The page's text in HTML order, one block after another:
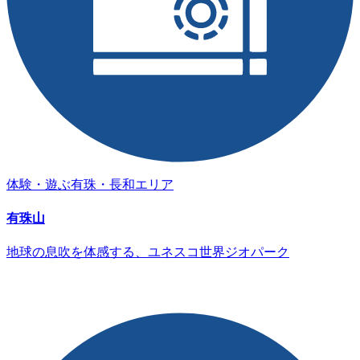
体験・遊ぶ有珠・長和エリア
有珠山
地球の息吹を体感する、ユネスコ世界ジオパーク